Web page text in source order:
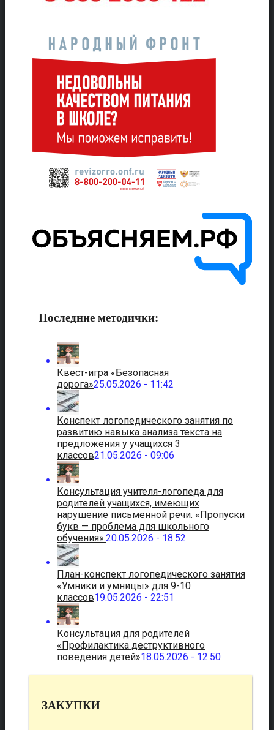
Последние методички:
Квест-игра «Безопасная
дорога»25.05.2026 - 11:42
Конспект логопедического занятия по
развитию навыка анализа текста на
предложения у учащихся 3
классов21.05.2026 - 09:06
Консультация учителя-логопеда для
родителей учащихся, имеющих
нарушение письменной речи. «Пропуски
букв — проблема для школьного
обучения».20.05.2026 - 18:52
План-конспект логопедического занятия
«Умники и умницы» для 9-10
классов19.05.2026 - 22:51
Консультация для родителей
«Профилактика деструктивного
поведения детей»18.05.2026 - 12:50
ЗАКУПКИ